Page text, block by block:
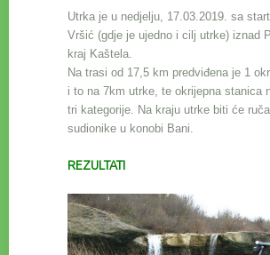
Utrka je u nedjelju, 17.03.2019. sa
Vršić (gdje je ujedno i cilj utrke) iznad
kraj Kaštela.
Na trasi od 17,5 km predviđena je 1
i to na 7km utrke, te okrijepna stanica
tri kategorije. Na kraju utrke biti će
sudionike u konobi Bani.
REZULTATI